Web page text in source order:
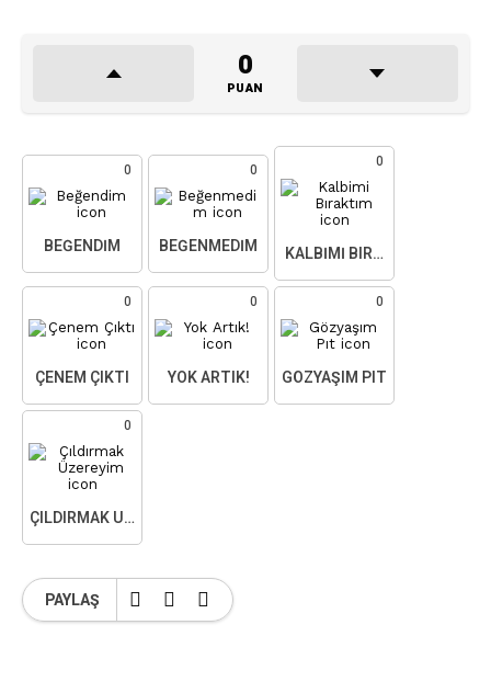
0
PUAN
0
BEĞENDIM
0
BEĞENMEDIM
0
KALBIMI BIRAKTIM
0
ÇENEM ÇIKTI
0
YOK ARTIK!
0
GÖZYAŞIM PIT
0
ÇILDIRMAK ÜZEREYIM
PAYLAŞ